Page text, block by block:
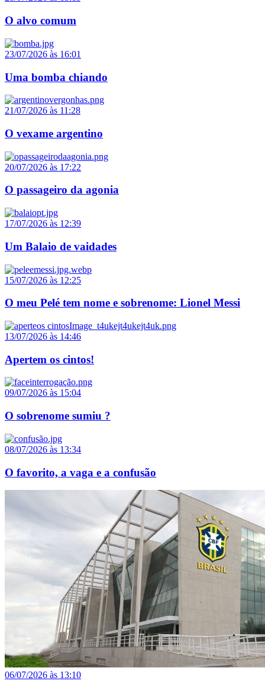
O alvo comum
23/07/2026 às 16:01
Uma bomba chiando
21/07/2026 às 11:28
O vexame argentino
20/07/2026 às 17:22
O passageiro da agonia
17/07/2026 às 12:39
Um Balaio de vaidades
15/07/2026 às 12:25
O meu Pelé tem nome e sobrenome: Lionel Messi
13/07/2026 às 14:46
Apertem os cintos!
09/07/2026 às 15:04
O sobrenome sumiu ?
08/07/2026 às 13:34
O favorito, a vaga e a confusão
06/07/2026 às 13:10